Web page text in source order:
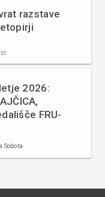
razstave
2026:
FRU-
Sobota